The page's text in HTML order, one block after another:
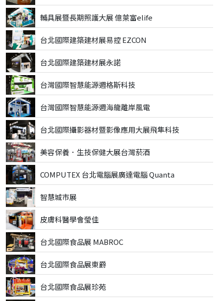
輔具展暨長期照護大展 億萊富elife
台北國際建築建材展易控 EZCON
台北國際建築建材展永諾
台灣國際智慧能源週格斯科技
台灣國際智慧能源週海龍離岸風電
台北國際攝影器材暨影像應用大展飛隼科技
美容保養．生技保健大展台灣菸酒
COMPUTEX 台北電腦展廣達電腦 Quanta
智慧城市展
皮膚科醫學會瑩佳
台北國際食品展 MABROC
台北國際食品展東爵
台北國際食品展珍苑